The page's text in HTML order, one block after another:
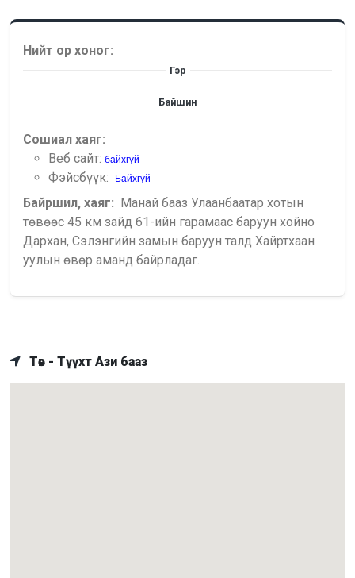
Нийт ор хоног:
Гэр
Байшин
Сошиал хаяг:
Веб сайт: байхгүй
Фэйсбүүк: Байхгүй
Байршил, хаяг: Манай бааз Улаанбаатар хотын
төвөөс 45 км зайд 61-ийн гарамаас баруун хойно
Дархан, Сэлэнгийн замын баруун талд Хайртхаан
уулын өвөр аманд байрладаг.
Төв - Түүхт Ази бааз